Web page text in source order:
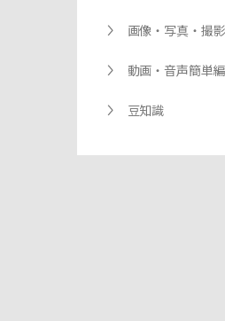
画像・写真・撮影
動画・音声簡単
豆知識